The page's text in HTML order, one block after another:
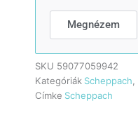
Megnézem
SKU 59077059942
Kategóriák Scheppach
Címke Scheppach